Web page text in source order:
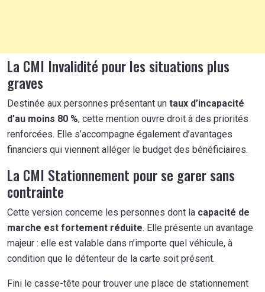
La CMI Invalidité pour les situations plus
graves
Destinée aux personnes présentant un taux d’incapacité
d’au moins 80 %, cette mention ouvre droit à des priorités
renforcées. Elle s’accompagne également d’avantages
financiers qui viennent alléger le budget des bénéficiaires.
La CMI Stationnement pour se garer sans
contrainte
Cette version concerne les personnes dont la capacité de
marche est fortement réduite. Elle présente un avantage
majeur : elle est valable dans n’importe quel véhicule, à
condition que le détenteur de la carte soit présent.
Fini le casse-tête pour trouver une place de stationnement